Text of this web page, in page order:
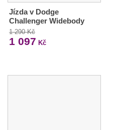
Jízda v Dodge
Challenger Widebody
1 290 Kč
1 097 Kč